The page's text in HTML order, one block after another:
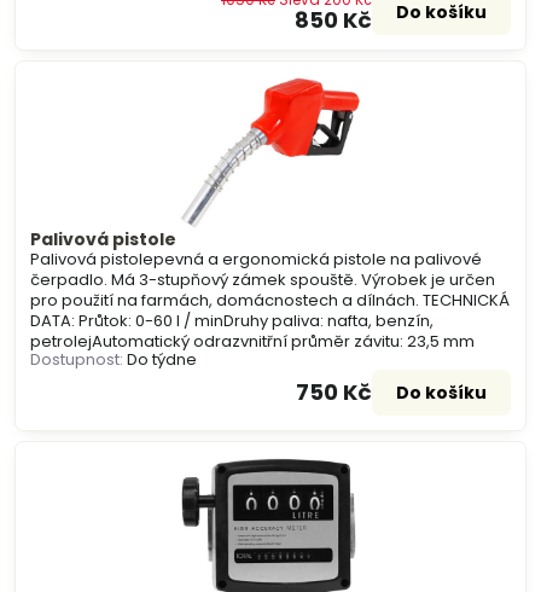
850 Kč Do košíku
Palivová pistole
Palivová pistolepevná a ergonomická pistole na palivové
čerpadlo. Má 3-stupňový zámek spouště. Výrobek je určen
pro použití na farmách, domácnostech a dílnách. TECHNICKÁ
DATA: Průtok: 0-60 l / minDruhy paliva: nafta, benzín,
petrolejAutomatický odrazvnitřní průměr závitu: 23,5 mm
Dostupnost: Do týdne
750 Kč Do košíku